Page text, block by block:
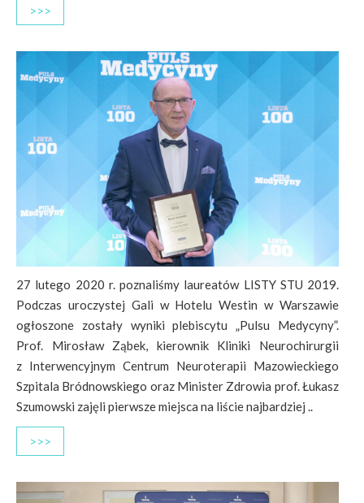
>>>
27 lutego 2020 r. poznaliśmy laureatów LISTY STU 2019.
Podczas uroczystej Gali w Hotelu Westin w Warszawie
ogłoszone zostały wyniki plebiscytu „Pulsu Medycyny”.
Prof. Mirosław Ząbek, kierownik Kliniki Neurochirurgii
z Interwencyjnym Centrum Neuroterapii Mazowieckiego
Szpitala Bródnowskiego oraz Minister Zdrowia prof. Łukasz
Szumowski zajęli pierwsze miejsca na liście najbardziej ..
>>>